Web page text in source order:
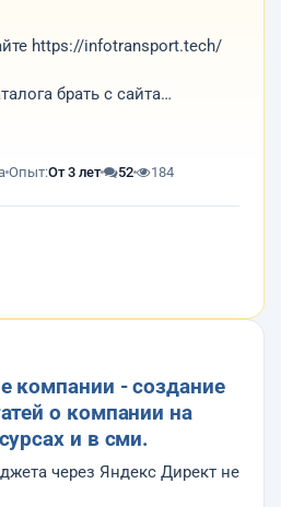
https://infotransport.tech/
брать с сайта
макет подготовленный для
исходник в иллюстраторе,
Опыт:От 3 лет 52 184
компании - создание
о компании на
и в сми.
через Яндекс Директ не